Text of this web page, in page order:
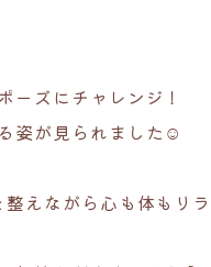
ーズにチャレンジ！
姿が見られました☺️
えながら心も体もリラ